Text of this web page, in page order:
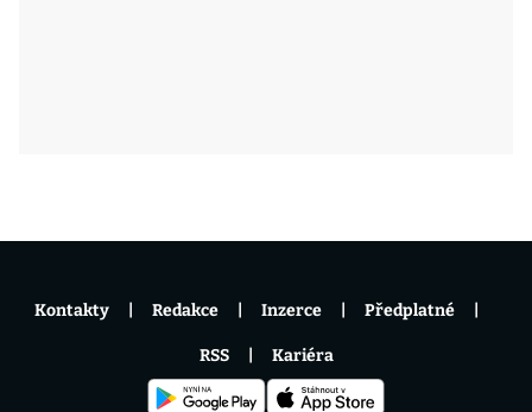
Kontakty Redakce Inzerce Předplatné
RSS Kariéra